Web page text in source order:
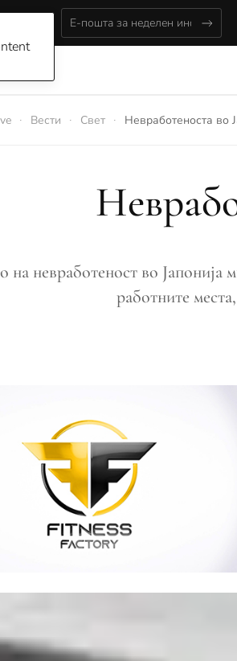
Вести Свет Невработеноста во
на невработеност во Јапонија
работните